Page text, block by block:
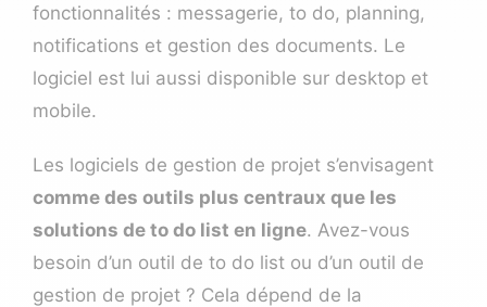
fonctionnalités : messagerie, to do, planning,
notifications et gestion des documents. Le
logiciel est lui aussi disponible sur desktop et
mobile.
Les logiciels de gestion de projet s’envisagent
comme des outils plus centraux que les
solutions de to do list en ligne. Avez-vous
besoin d’un outil de to do list ou d’un outil de
gestion de projet ? Cela dépend de la